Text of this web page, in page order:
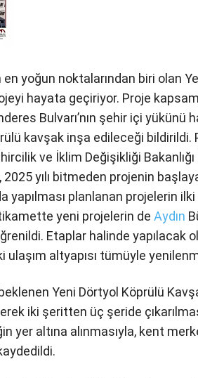
yoğun noktalarından biri olan
hayata geçiriyor. Proje
Bulvarı’nın şehir içi yükünü
kavşak inşa edileceği bildirildi.
ve İklim Değişikliği Bakanlığı
yılı bitmeden projenin
yapılması planlanan projelerin
yeni projelerin de Aydın
Etaplar halinde yapılacak
ulaşım altyapısı tümüyle
Yeni Dörtyol Köprülü
iki şeritten üç şeride
yer altına alınmasıyla, kent